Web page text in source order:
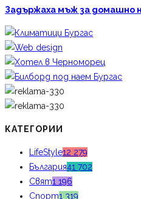
Задържаха мъж за домашно
КАТЕГОРИИ
LifeStyle12 279
България41 702
Свят1 196
Спорт1 319